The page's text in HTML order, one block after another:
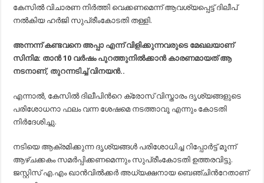
കേസില്‍ വിചാരണ നിര്‍ത്തി വെക്കണമെന്ന് ആവശ്യപ്പെട്ട് ദിലീപ്
നല്‍കിയ ഹര്‍ജി സുപ്രീംകോടതി തള്ളി.
അന്നന്ന് കണ്ടവനെ അപ്പാ എന്ന് വിളിക്കുന്നവരുടെ മേഖലയാണ്
സിനിമ: താന്‍ 10 വര്‍ഷം പുറത്തുനില്‍ക്കാന്‍ കാരണമായത് ആ
നടനാണ്‌, തുറന്നടിച്ച്‌ വിനയന്‍..
എന്നാല്‍, കേസില്‍ ദിലീപിന്‍റെ ക്രോസ് വിസ്താരം ദൃശ്യങ്ങളുടെ
പരിശോധനാ ഫലം വന്ന ശേഷമെ നടത്താവൂ എന്നും കോടതി
നിര്‍ദേശിച്ചു.
നടിയെ ആക്രമിക്കുന്ന ദൃശ്യങ്ങള്‍ പരിശോധിച്ച റിപ്പോര്‍ട്ട് മൂന്ന്
ആഴ്ചക്കകം സമര്‍പ്പിക്കണമെന്നും സുപ്രീംകോടതി ഉത്തരവിട്ടു.
ജസ്റ്റിസ് എ.എം ഖാന്‍വില്‍ക്കര്‍ അധ്യക്ഷനായ ബെഞ്ചിന്‍റേതാണ്